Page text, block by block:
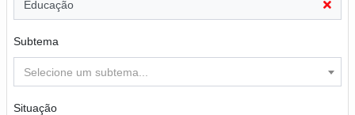
Educação
Subtema
Selecione um subtema...
Situação